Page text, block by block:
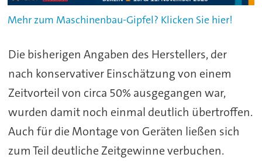
Mehr zum Maschinenbau-Gipfel? Klicken Sie hier!
Die bisherigen Angaben des Herstellers, der
nach konservativer Einschätzung von einem
Zeitvorteil von circa 50% ausgegangen war,
wurden damit noch einmal deutlich übertroffen.
Auch für die Montage von Geräten ließen sich
zum Teil deutliche Zeitgewinne verbuchen.